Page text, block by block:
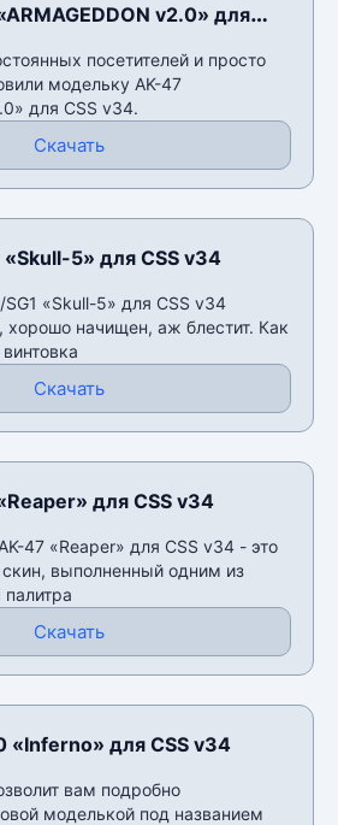
v2.0» для
посетителей и просто
модельку AK-47
для CSS v34.
Скачать
5» для CSS v34
«Skull-5» для CSS v34
хорошо начищен, аж блестит. Как
Скачать
для CSS v34
47 «Reaper» для CSS v34 - это
выполненный одним из
Скачать
«Inferno» для CSS v34
вам подробно
моделькой под названием